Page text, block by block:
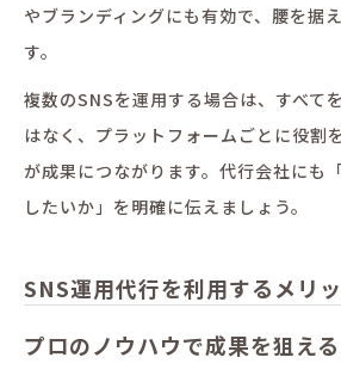
やブランディングにも有効で、腰を据
す。
複数のSNSを運用する場合は、すべて
はなく、プラットフォームごとに役割
が成果につながります。代行会社にも
したいか」を明確に伝えましょう。
SNS運用代行を利用するメリ
プロのノウハウで成果を狙える